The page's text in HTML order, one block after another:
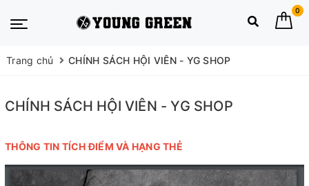
0
Trang chủ CHÍNH SÁCH HỘI VIÊN - YG SHOP
CHÍNH SÁCH HỘI VIÊN - YG SHOP
THÔNG TIN TÍCH ĐIỂM VÀ HẠNG THẺ